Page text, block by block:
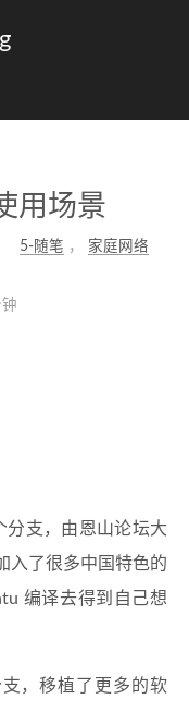
用场景
5-随笔 ， 家庭网络
分支，由恩山论坛大
入了很多中国特色的
编译去得到自己想
，移植了更多的软